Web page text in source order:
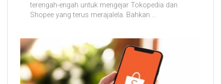
terengah-engah untuk mengejar Tokopedia dan
Shopee yang terus merajalela. Bahkan ...